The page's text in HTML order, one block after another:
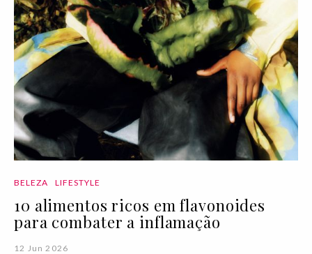
BELEZA LIFESTYLE
10 alimentos ricos em flavonoides
para combater a inflamação
12 Jun 2026